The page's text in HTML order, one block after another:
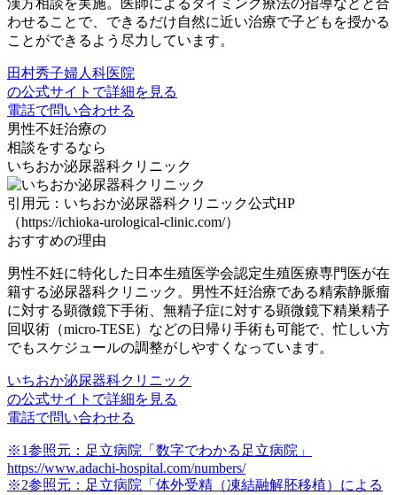
漢方相談を実施。医師によるタイミング療法の指導などと合
わせることで、できるだけ自然に近い治療で子どもを授かる
ことができるよう尽力しています。
田村秀子婦人科医院
の公式サイトで詳細を見る
電話で問い合わせる
男性不妊治療の
相談をするなら
いちおか泌尿器科クリニック
引用元：いちおか泌尿器科クリニック公式HP
（https://ichioka-urological-clinic.com/）
おすすめの理由
男性不妊に特化した日本生殖医学会認定生殖医療専門医が在
籍する泌尿器科クリニック。男性不妊治療である精索静脈瘤
に対する顕微鏡下手術、無精子症に対する顕微鏡下精巣精子
回収術（micro-TESE）などの日帰り手術も可能で、忙しい方
でもスケジュールの調整がしやすくなっています。
いちおか泌尿器科クリニック
の公式サイトで詳細を見る
電話で問い合わせる
※1参照元：足立病院「数字でわかる足立病院」
https://www.adachi-hospital.com/numbers/
※2参照元：足立病院「体外受精（凍結融解胚移植）による